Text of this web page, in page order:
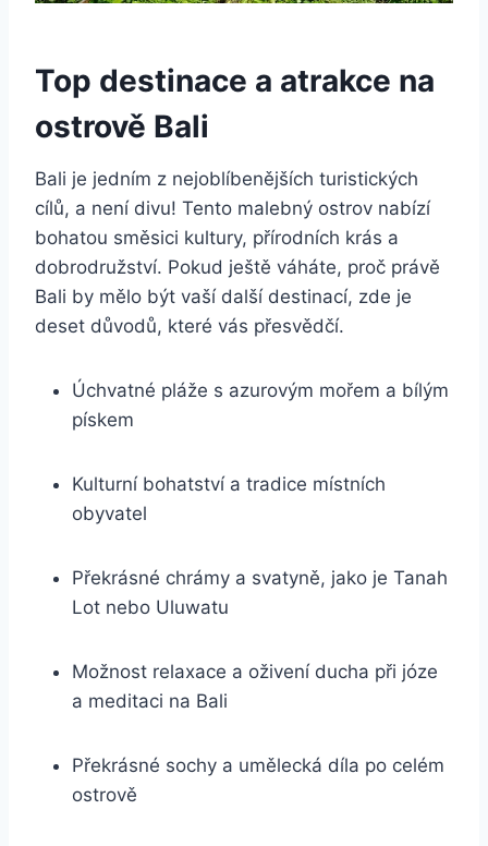
Top destinace a atrakce na
ostrově Bali
Bali je jedním z nejoblíbenějších turistických
cílů, a není divu! Tento malebný ostrov nabízí
bohatou směsici kultury, přírodních krás a
dobrodružství. Pokud ještě váháte, proč právě
Bali by mělo být vaší další destinací, zde je
deset důvodů, které vás přesvědčí.
Úchvatné pláže s azurovým mořem a bílým
pískem
Kulturní bohatství a tradice místních
obyvatel
Překrásné chrámy a svatyně, jako je Tanah
Lot nebo Uluwatu
Možnost relaxace a oživení ducha při józe
a meditaci na Bali
Překrásné sochy a umělecká díla po celém
ostrově